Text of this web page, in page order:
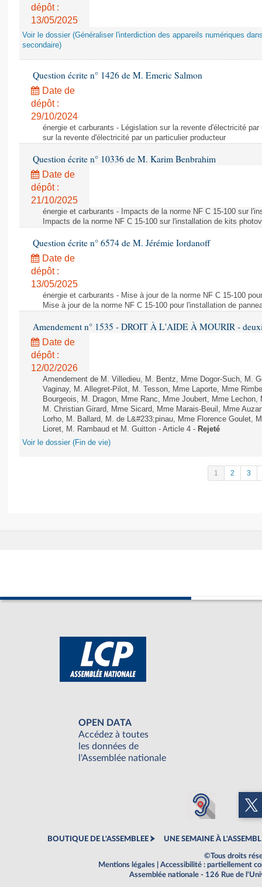
dépôt :
13/05/2025
Voir le dossier (Généraliser l'interdiction des appareils numériques
secondaire)
Question écrite n° 1426 de M. Emeric Salmon
Date de
dépôt :
29/10/2024
énergie et carburants - Législation sur la revente d'électricité
sur la revente d'électricité par un particulier producteur
Question écrite n° 10336 de M. Karim Benbrahim
Date de
dépôt :
21/10/2025
énergie et carburants - Impacts de la norme NF C 15-100 sur
Impacts de la norme NF C 15-100 sur l'installation de kits
Question écrite n° 6574 de M. Jérémie Iordanoff
Date de
dépôt :
13/05/2025
énergie et carburants - Mise à jour de la norme NF C 15-100
Mise à jour de la norme NF C 15-100 pour l'installation de
Amendement n° 1535 - DROIT À L'AIDE À MOURIR -
Date de
dépôt :
12/02/2026
Amendement de M. Villedieu, M. Bentz, Mme Dogor-Such, M.
Vaginay, M. Allegret-Pilot, M. Tesson, Mme Laporte, Mme
Bourgeois, M. Dragon, Mme Ranc, Mme Joubert, Mme
M. Christian Girard, Mme Sicard, Mme Marais-Beuil, Mme
Lorho, M. Ballard, M. de L&#233;pinau, Mme Florence Goulet,
Lioret, M. Rambaud et M. Guitton - Article 4 - Rejeté
Voir le dossier (Fin de vie)
1 2 3
OPEN DATA
Accédez à toutes
les données de
l'Assemblée nationale
BOUTIQUE DE L'ASSEMBLEE UNE SEMAINE À
©Tous droits
Mentions légales
Accessibilité : partiellement
Assemblée nationale - 126 Rue de